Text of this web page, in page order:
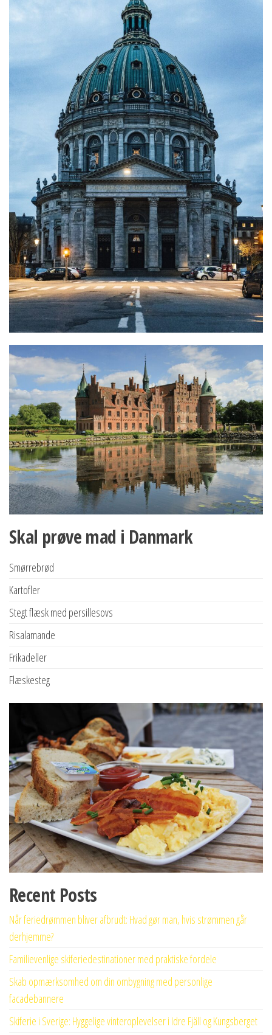
Skal prøve mad i Danmark
Smørrebrød
Kartofler
Stegt flæsk med persillesovs
Risalamande
Frikadeller
Flæskesteg
Recent Posts
Når feriedrømmen bliver afbrudt: Hvad gør man, hvis strømmen går
derhjemme?
Familievenlige skiferiedestinationer med praktiske fordele
Skab opmærksomhed om din ombygning med personlige
facadebannere
Skiferie i Sverige: Hyggelige vinteroplevelser i Idre Fjäll og Kungsberget